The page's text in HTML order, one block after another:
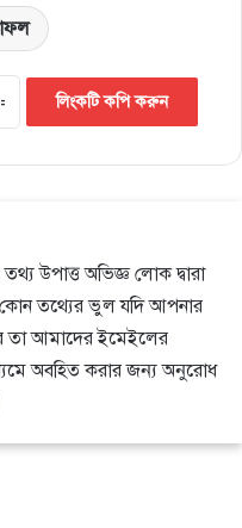
লিংকটি কপি করুন
উপাত্ত অভিজ্ঞ লোক দ্বারা
কোন তথ্যের ভুল যদি আপনার
তা আমাদের ইমেইলের
অবহিত করার জন্য অনুরোধ